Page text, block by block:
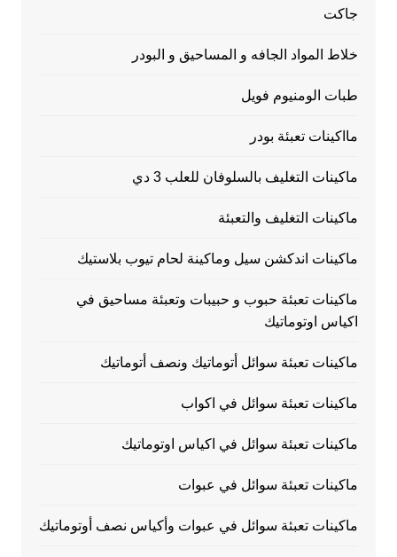
جاكت
خلاط المواد الجافه و المساحيق و البودر
طبات الومنيوم فويل
مااكينات تعبئة بودر
ماكينات التغليف بالسلوفان للعلب 3 دي
ماكينات التغليف والتعبئة
ماكينات اندكشن سيل وماكينة لحام تيوب بلاستيك
ماكينات تعبئة حبوب و حبيبات وتعبئة مساحيق في
اكياس اوتوماتيك
ماكينات تعبئة سوائل أتوماتيك ونصف أتوماتيك
ماكينات تعبئة سوائل في اكواب
ماكينات تعبئة سوائل في اكياس اوتوماتيك
ماكينات تعبئة سوائل في عبوات
ماكينات تعبئة سوائل في عبوات وأكياس نصف أوتوماتيك